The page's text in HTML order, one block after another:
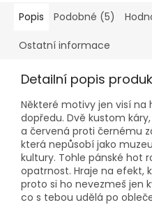
Popis Podobné (5)
Ostatní informace
Detailní popis
Některé motivy jen visí na
dopředu. Dvě kustom
a červená proti černému
která nepůsobí jako
kultury. Tohle pánské hot
opatrnost. Hraje na efekt,
proto si ho nevezmeš jen
co s tebou udělá po